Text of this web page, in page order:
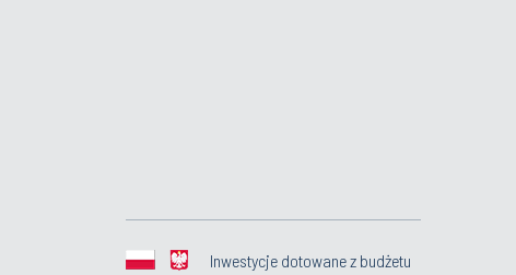
Inwestycje dotowane z budżetu